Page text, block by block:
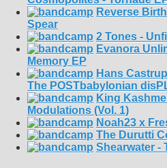
Reverse
Spear
2 Tones -
Evanora
Memory EP
Hans
The POSTbabylonian
King
Modulations (Vol. 1)
Noah23 x
The Durutti
Shearwater -